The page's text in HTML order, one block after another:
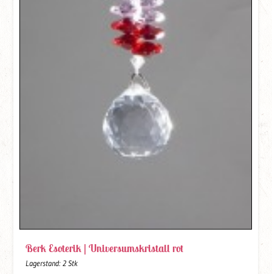
Berk Esoterik |Universumskristall rot
Lagerstand:2 Stk